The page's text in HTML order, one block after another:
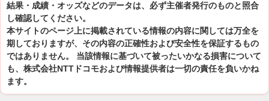
結果・成績・オッズなどのデータは、必ず主催者発行のものと照合
し確認してください。
本サイトのページ上に掲載されている情報の内容に関しては万全を
期しておりますが、その内容の正確性および安全性を保証するもの
ではありません。 当該情報に基づいて被ったいかなる損害について
も、株式会社NTTドコモおよび情報提供者は一切の責任を負いかね
ます。